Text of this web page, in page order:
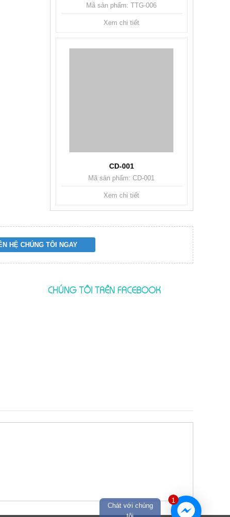
Mã sản phẩm: TTG-006
Xem chi tiết
CD-001
Mã sản phẩm: CD-001
Xem chi tiết
CHÚNG TÔI TRÊN FACEBOOK
1
Chát với chúng